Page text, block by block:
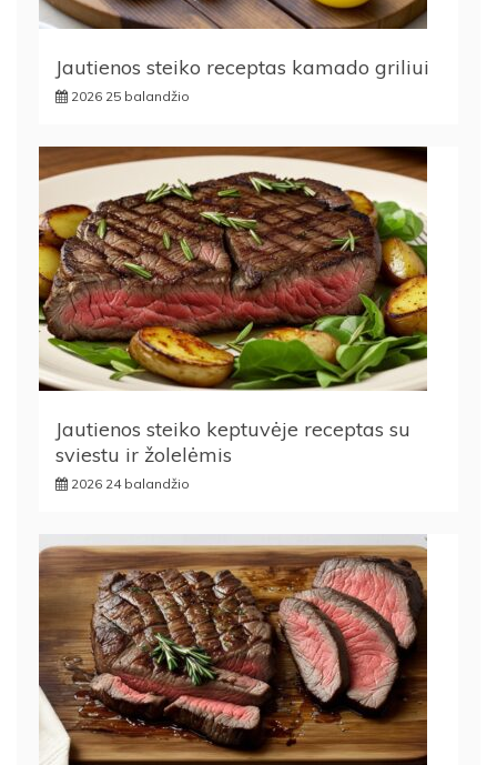
Jautienos steiko receptas kamado griliui
2026 25 balandžio
Jautienos steiko keptuvėje receptas su
sviestu ir žolelėmis
2026 24 balandžio